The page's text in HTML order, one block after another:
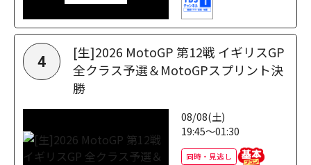
4
[生]2026 MotoGP 第12戦 イギリスGP
全クラス予選＆MotoGPスプリント決
勝
08/08(土)
19:45～01:30
同時・見逃し